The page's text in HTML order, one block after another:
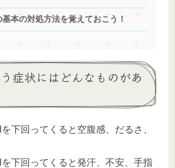
本の対処方法を覚えておこう！
症状にはどんなものがあ
下回ってくると空腹感、だるさ、
下回ってくると発汗、不安、手指